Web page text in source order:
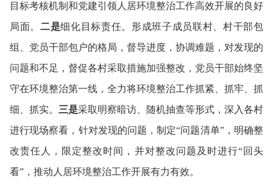
目标考核机制和党建引领人居环境整治工作高效开展的良好
局面。 二是细化目标责任。形成班子成员联村、村干部包
组、党员干部包户的格局，督导进度，协调难题，对发现的
问题和不足，督促各村采取措施加强整改，党员干部始终坚
守在环境整治第一线，全力将环境整治工作抓紧、抓牢、抓
细、抓实。 三是采取明察暗访、随机抽查等形式，深入各村
进行现场察看，针对发现的问题，制定“问题清单”，明确整
改责任人，限定整改时间，并对整改问题及时进行“回头
看”，推动人居环境整治工作开展有力有效。